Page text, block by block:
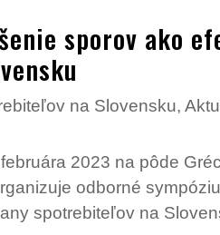
sporov ako
na Slovensku,
2023 na pôde
odborné
spotrebiteľov na